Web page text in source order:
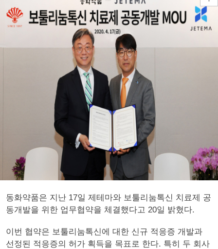
동화약품은 지난 17일 제테마와 보툴리눔톡신 치료제 공
동개발을 위한 업무협약을 체결했다고 20일 밝혔다.
이번 협약은 보툴리눔톡신에 대한 신규 적응증 개발과
선정된 적응증의 허가 획득을 목표로 한다. 특히 두 회사